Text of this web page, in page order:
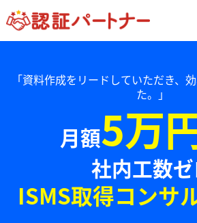
「資料作成をリードしていただき、
た。」
月額5万
社内工数
ISMS取得コンサ